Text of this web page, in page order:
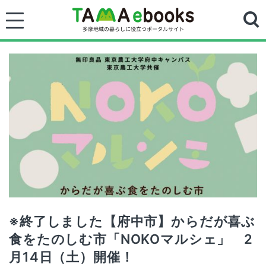
※終了しました【府中市】からだが喜ぶ
食をたのしむ市「NOKOマルシェ」 2
月14日（土）開催！